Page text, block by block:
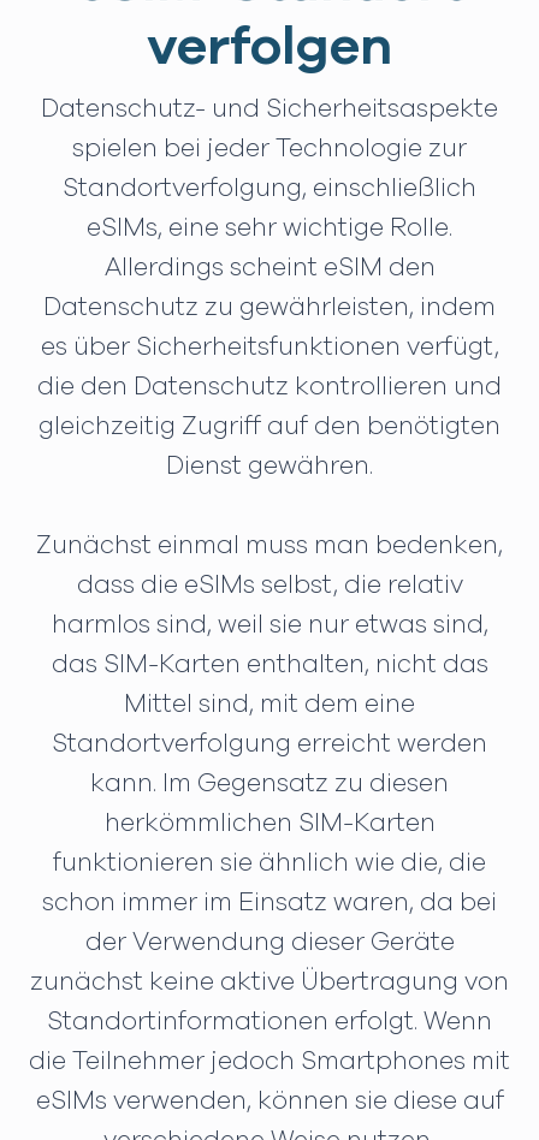
verfolgen
Datenschutz- und Sicherheitsaspekte
spielen bei jeder Technologie zur
Standortverfolgung, einschließlich
eSIMs, eine sehr wichtige Rolle.
Allerdings scheint eSIM den
Datenschutz zu gewährleisten, indem
es über Sicherheitsfunktionen verfügt,
die den Datenschutz kontrollieren und
gleichzeitig Zugriff auf den benötigten
Dienst gewähren.
Zunächst einmal muss man bedenken,
dass die eSIMs selbst, die relativ
harmlos sind, weil sie nur etwas sind,
das SIM-Karten enthalten, nicht das
Mittel sind, mit dem eine
Standortverfolgung erreicht werden
kann. Im Gegensatz zu diesen
herkömmlichen SIM-Karten
funktionieren sie ähnlich wie die, die
schon immer im Einsatz waren, da bei
der Verwendung dieser Geräte
zunächst keine aktive Übertragung von
Standortinformationen erfolgt. Wenn
die Teilnehmer jedoch Smartphones mit
eSIMs verwenden, können sie diese auf